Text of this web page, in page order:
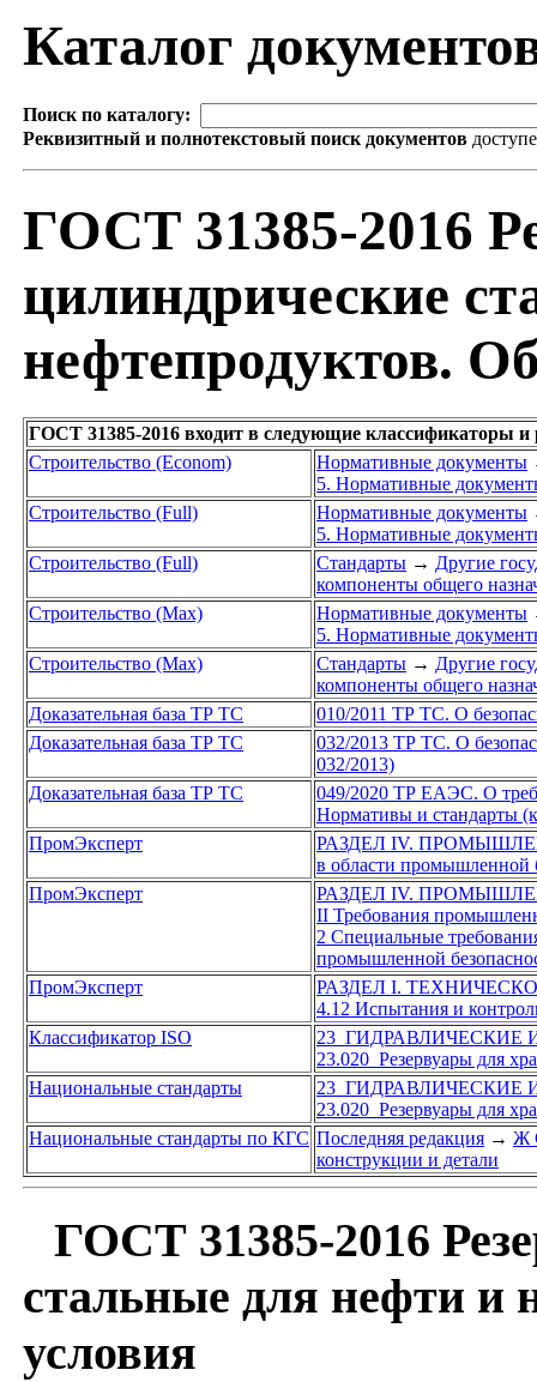
Каталог
Поиск по каталогу:
Реквизитный и полнотекстовый поиск документов
ГОСТ 31385-2016
цилиндрические
нефтепродуктов.
ГОСТ 31385-2016 входит в следующие классификаторы и
Строительство (Econom)
Нормативные документы
5. Нормативные
Строительство (Full)
Нормативные документы
5. Нормативные
Строительство (Full)
Стандарты → Другие
компоненты общего
Строительство (Max)
Нормативные документы
5. Нормативные
Строительство (Max)
Стандарты → Другие
компоненты общего
Доказательная база ТР ТС
010/2011 ТР ТС. О
Доказательная база ТР ТС
032/2013 ТР ТС. О
032/2013)
Доказательная база ТР ТС
049/2020 ТР ЕАЭС. О
Нормативы и стандарты
ПромЭксперт
РАЗДЕЛ IV.
в области промышленной
ПромЭксперт
РАЗДЕЛ IV.
II Требования
2 Специальные
промышленной
ПромЭксперт
РАЗДЕЛ I.
4.12 Испытания и
Классификатор ISO
23
23.020 Резервуары для
Национальные стандарты
23
23.020 Резервуары для
Национальные стандарты по КГС Последняя редакция → Ж
конструкции и детали
ГОСТ 31385-2016
стальные для нефти и
условия